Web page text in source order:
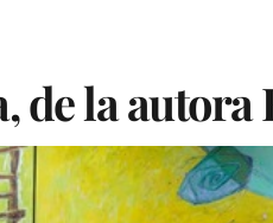
la autora